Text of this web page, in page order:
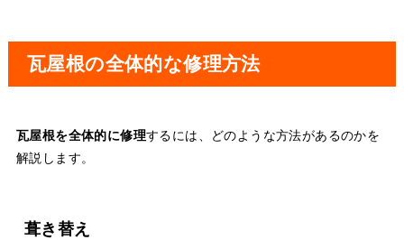
瓦屋根の全体的な修理方法
瓦屋根を全体的に修理するには、どのような方法があるのかを
解説します。
葺き替え